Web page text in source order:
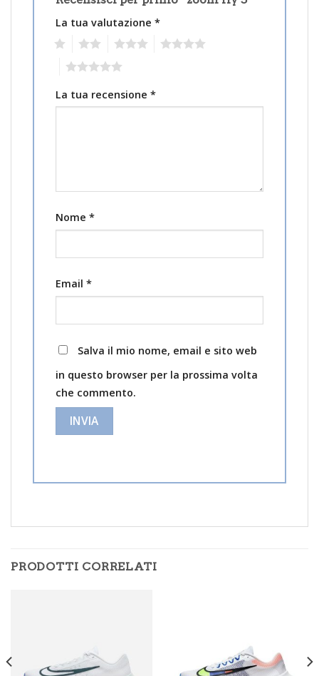
La tua valutazione *
La tua recensione *
Nome *
Email *
Salva il mio nome, email e sito web
in questo browser per la prossima volta
che commento.
PRODOTTI CORRELATI